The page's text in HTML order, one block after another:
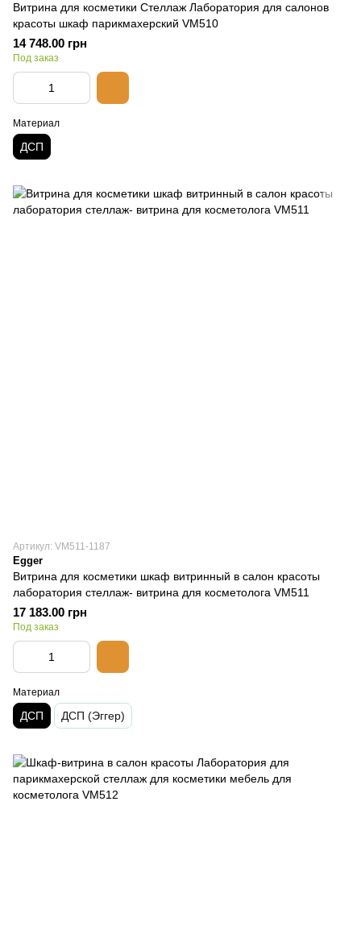
Витрина для косметики Стеллаж Лаборатория для салонов
красоты шкаф парикмахерский VM510
14 748.00 грн
Под заказ
Материал
ДСП
Артикул: VM511-1187
Egger
Витрина для косметики шкаф витринный в салон красоты
лаборатория стеллаж- витрина для косметолога VM511
17 183.00 грн
Под заказ
Материал
ДСП ДСП (Эггер)